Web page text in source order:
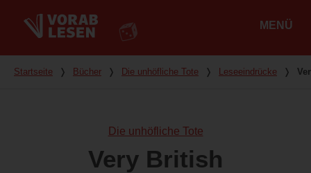
MENÜ
Du bist hier
Startseite ❭ Bücher ❭ Die unhöfliche Tote ❭ Leseeindrücke ❭
Die unhöfliche Tote
Very British